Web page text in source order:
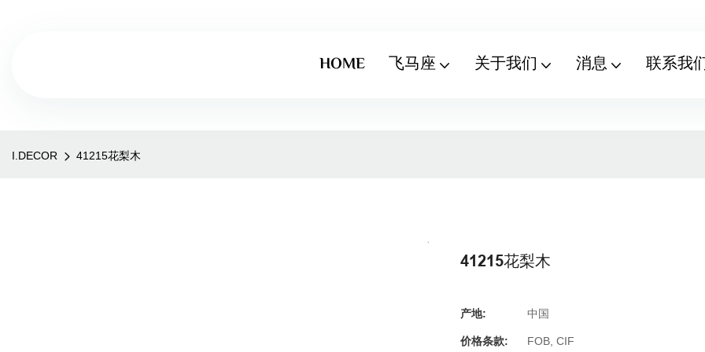
HOME 飞马座 关于我们 消息 联系我
I.DECOR 41215花梨木
41215花梨木
产地: 中国
价格条款: FOB, CIF